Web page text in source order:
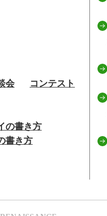
会 コンテスト
の書き方
書き方